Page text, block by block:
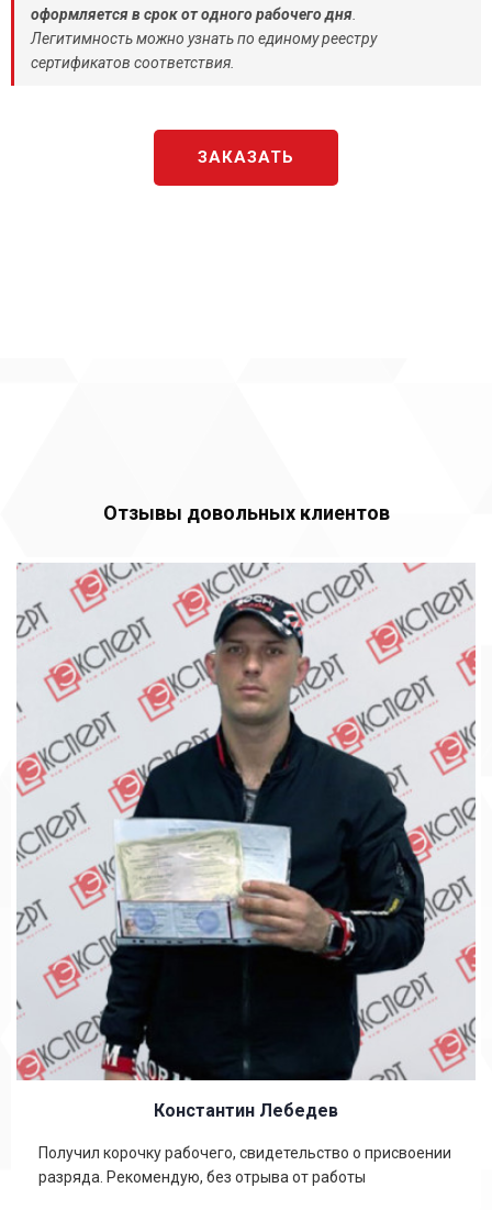
оформляется в срок от одного рабочего дня
Легитимность можно узнать по единому реестру
сертификатов соответствия.
ЗАКАЗАТЬ
Отзывы довольных клиентов
Константин Лебедев
Получил корочку рабочего, свидетельство о присвоении
разряда. Рекомендую, без отрыва от работы